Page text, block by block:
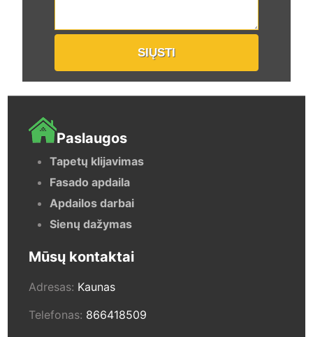
Paslaugos
Tapetų klijavimas
Fasado apdaila
Apdailos darbai
Sienų dažymas
Mūsų kontaktai
Adresas: Kaunas
Telefonas: 866418509